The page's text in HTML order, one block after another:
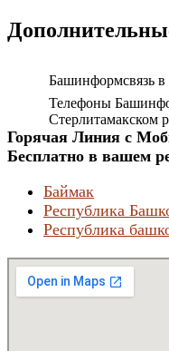
Башинформсвязь в
Телефоны
Стерлитамакском
Горячая Линия с
Бесплатно в вашем
Баймак
Республика
Республика